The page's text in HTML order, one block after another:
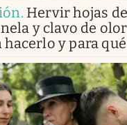
. Hervir hojas
y clavo de
y para